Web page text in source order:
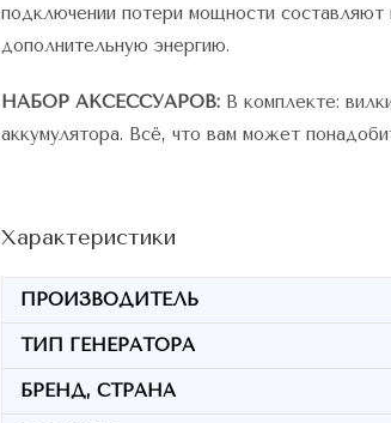
подключении потери мощности
дополнительную энергию.
НАБОР АКСЕССУАРОВ: В комплекте:
аккумулятора. Всё, что вам может
Характеристики
ПРОИЗВОДИТЕЛЬ
ТИП ГЕНЕРАТОРА
БРЕНД, СТРАНА